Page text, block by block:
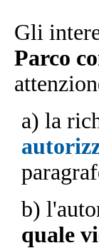
Gli
Parco
a) la
b)
quale